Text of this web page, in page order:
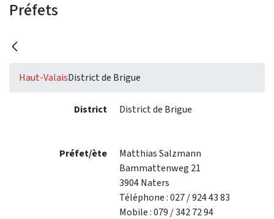
Préfets
Haut-ValaisDistrict de Brigue
District District de Brigue
Préfet/ète
Matthias Salzmann
Bammattenweg 21
3904 Naters
Téléphone : 027 / 924 43 83
Mobile : 079 / 342 72 94